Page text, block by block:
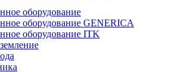
оборудование
оборудование GENERICA
оборудование ITK